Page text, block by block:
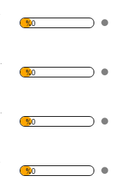
%0
Ayna
%0
Ayna
%0
%0